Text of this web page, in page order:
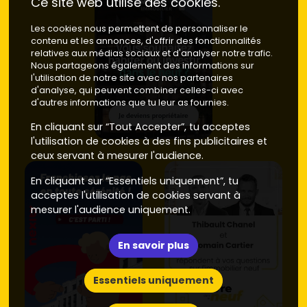
idéal pour un premier achat ou un investissement.
Prix neuf: environ3 700 à 4 200 €/m².Prix ancien
environ 2 200 à 2 800 €/m².
Quartiers résidentiels au sud et à l'est: ambiances
pavillonnaires calmes, petites copropriétés.
: autour de3 600 à 4 000 €/m². Prix ancien
Ces fourchettes reflètent les tendances locales au
moment de la rédaction. Pour vérifier les disponibilités, les
plans
(ascenseur, parking, orientation, RT 2012/RE 2020),
consulte les offres surVivre dans le neuf.
Neuf ou ancien à Hennebont : budgets,
DPE et confort à la loupe
appartement neuf à Hennebontse négocie
Les cookies nous permettent de personnaliser le
contenu et les annonces, d'offrir des fonctionnalités
relatives aux médias sociaux et d'analyser notre trafic.
Nous partageons également des informations sur
l'utilisation de notre site avec nos partenaires
d'analyse, qui peuvent combiner celles-ci avec
d'autres informations que tu leur as fournies.
En cliquant sur “Tout Accepter”, tu acceptes
l'utilisation de cookies à des fins publicitaires et
ceux servant à mesurer l'audience.
En cliquant sur “Essentiels uniquement”, tu
acceptes l'utilisation de cookies servant à
mesurer l'audience uniquement.
En savoir plus
Essentiels uniquement